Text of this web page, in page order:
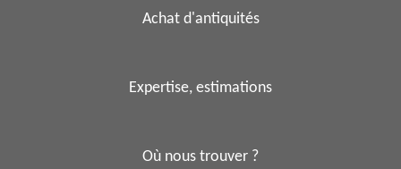
Achat d'antiquités
Expertise, estimations
Où nous trouver ?